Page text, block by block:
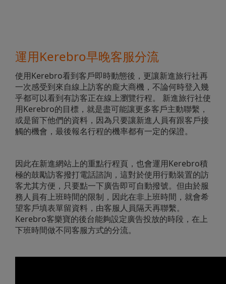
運用Kerebro早晚客服分流
使用Kerebro看到客戶即時動態後，更讓新進旅行社再
一次感受到來自線上訪客的龐大商機，不論何時登入幾
乎都可以看到有訪客正在線上瀏覽行程。 新進旅行社使
用Kerebro的目標，就是盡可能讓更多客戶主動聯繫，
或是留下他們的資料，因為只要讓新進人員有跟客戶接
觸的機會，最後報名行程的機率都有一定的保證。
因此在新進網站上的重點行程頁，也會運用Kerebro積
極的鼓勵訪客撥打電話諮詢，這對於使用行動裝置的訪
客尤其方便，只要點一下廣告即可自動撥號。但由於服
務人員有上班時間的限制，因此在非上班時間，就會希
望客戶填表單留資料，由客服人員隔天再聯繫。
Kerebro客樂寶的後台能夠設定廣告投放的時段，在上
下班時間做不同客服方式的分流。